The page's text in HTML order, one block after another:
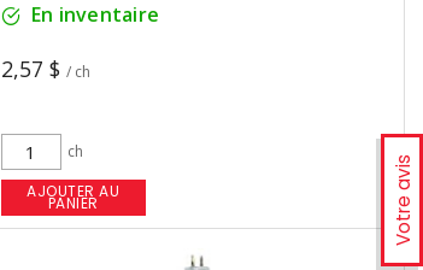
Votre avis
En inventaire
2,57 $ / ch
ch
AJOUTER AU
PANIER